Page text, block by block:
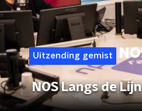
Uitzending gemist
NOS Langs de Lijn